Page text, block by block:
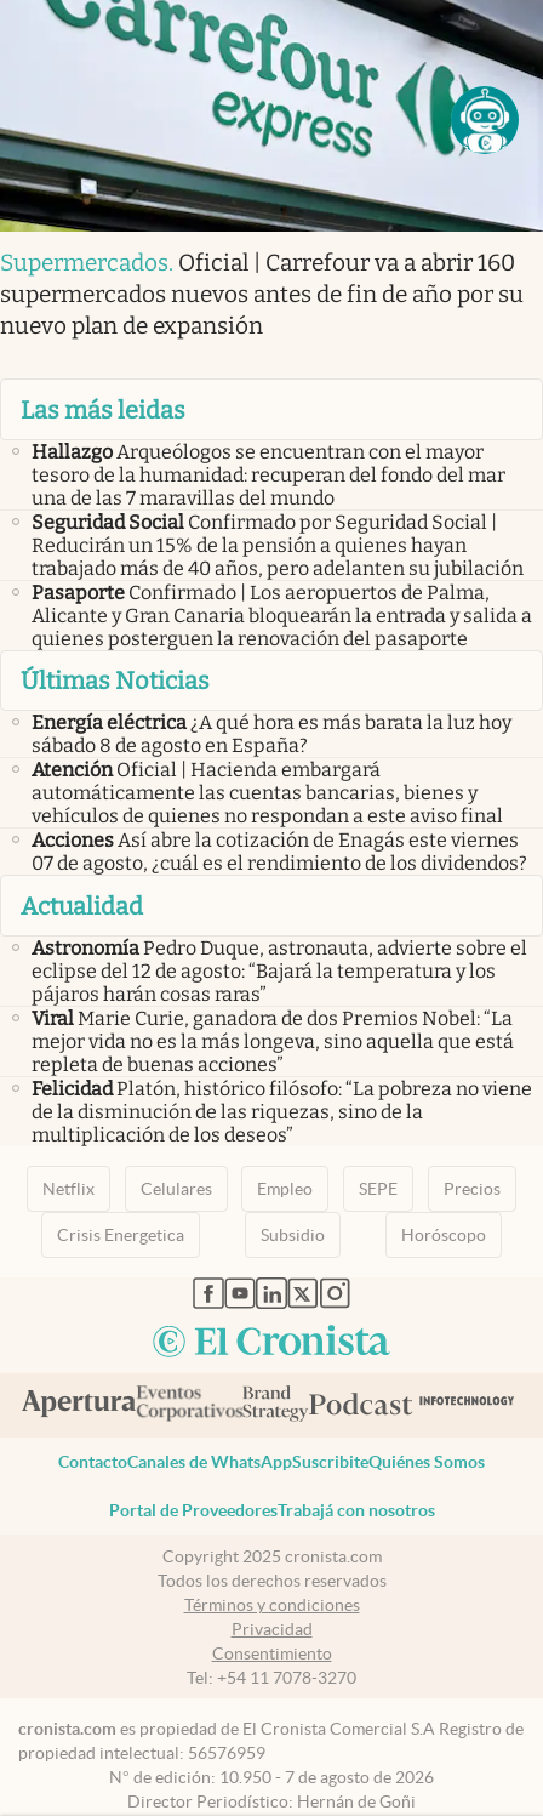
Supermercados. Oficial | Carrefour va a abrir 160
supermercados nuevos antes de fin de año por su
nuevo plan de expansión
Las más leidas
HallazgoArqueólogos se encuentran con el mayor
tesoro de la humanidad: recuperan del fondo del mar
una de las 7 maravillas del mundo
Seguridad Social Confirmado por Seguridad Social |
Reducirán un 15% de la pensión a quienes hayan
trabajado más de 40 años, pero adelanten su jubilación
Pasaporte Confirmado | Los aeropuertos de Palma,
Alicante y Gran Canaria bloquearán la entrada y salida a
quienes posterguen la renovación del pasaporte
Últimas Noticias
Energía eléctrica¿A qué hora es más barata la luz hoy
sábado 8 de agosto en España?
Atención Oficial | Hacienda embargará
automáticamente las cuentas bancarias, bienes y
vehículos de quienes no respondan a este aviso final
AccionesAsí abre la cotización de Enagás este viernes
07 de agosto, ¿cuál es el rendimiento de los dividendos?
Actualidad
AstronomíaPedro Duque, astronauta, advierte sobre el
eclipse del 12 de agosto: “Bajará la temperatura y los
pájaros harán cosas raras”
ViralMarie Curie, ganadora de dos Premios Nobel: “La
mejor vida no es la más longeva, sino aquella que está
repleta de buenas acciones”
FelicidadPlatón, histórico filósofo: “La pobreza no viene
de la disminución de las riquezas, sino de la
multiplicación de los deseos”
Netflix Celulares Empleo SEPE Precios
Crisis Energetica Subsidio Horóscopo
abre en nueva pestaña
abre en nueva pestaña
abre en nueva pestaña
abre en nueva pestaña
abre en nueva pestaña
ContactoCanales de WhatsAppSuscribiteQuiénes Somos
Portal de ProveedoresTrabajá con nosotros
Copyright 2025 cronista.com
Todos los derechos reservados
Términos y condiciones
Privacidad
Consentimiento
Tel: +54 11 7078-3270
cronista.com es propiedad de El Cronista Comercial S.A Registro de
propiedad intelectual: 56576959
N° de edición: 10.950 - 7 de agosto de 2026
Director Periodístico: Hernán de Goñi